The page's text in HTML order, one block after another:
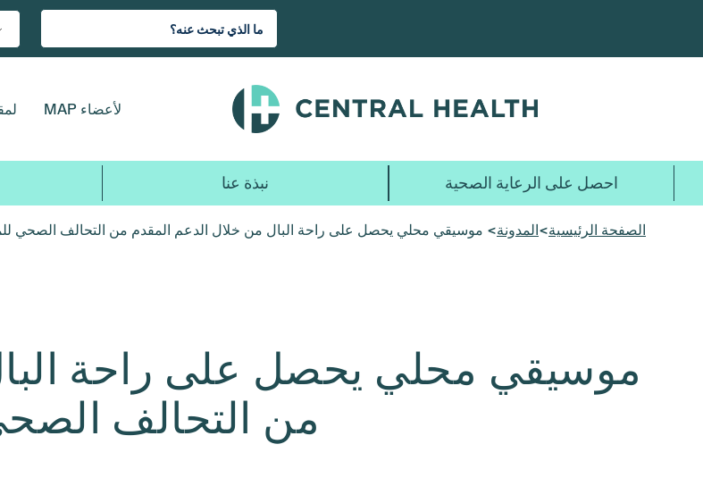
المحتوى
لأعضاء MAP
احصل على الرعاية الصحية نبذة عنا
الصفحة الرئيسية>المدونة> موسيقي محلي يحصل على راحة البال من خلال الدعم المقدم من التحالف الصحي
موسيقي محلي يحصل على راحة
من التحالف